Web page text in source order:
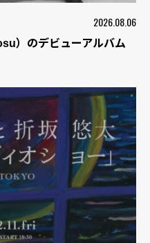
2026.08.06
）のデビューアルバム